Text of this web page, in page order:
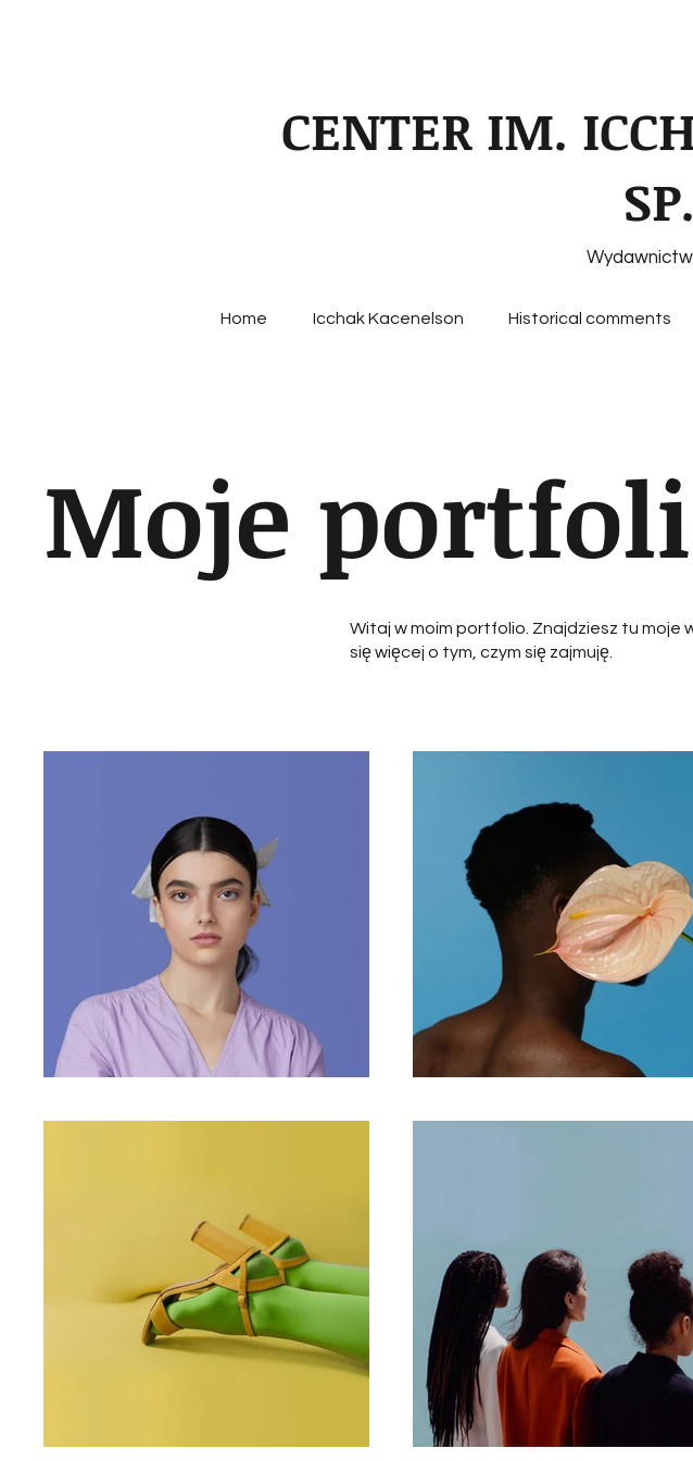
CENTER IM.
Home Icchak Kacenelson Historical comments
Moje
Witaj w moim portfolio. Znajdziesz tu
się więcej o tym, czym się zajmuję.